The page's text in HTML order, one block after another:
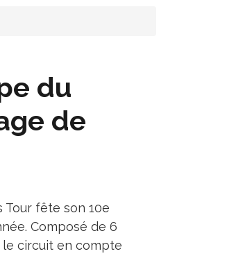
du
de
Tour fête son 10e
Composé de 6
circuit en compte